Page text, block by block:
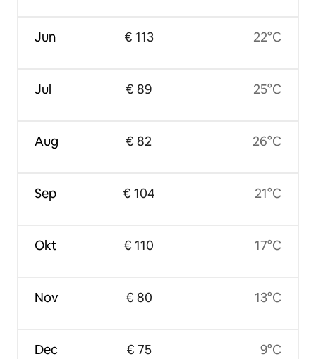
Jun
Jul
Aug
Sep
Okt
Nov
Dec
€ 113
€ 89
€ 82
€ 104
€ 110
€ 80
€ 75
22°C
25°C
26°C
21°C
17°C
13°C
9°C